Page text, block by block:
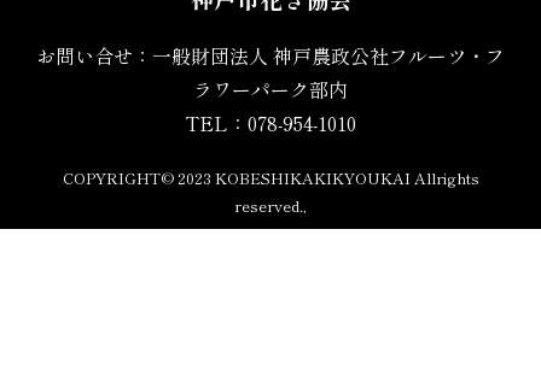
お問い合せ：一般財団法人 神戸農政公社フルーツ・フ
ラワーパーク部内
TEL：078-954-1010
COPYRIGHT© 2023 KOBESHIKAKIKYOUKAI Allrights
reserved.,